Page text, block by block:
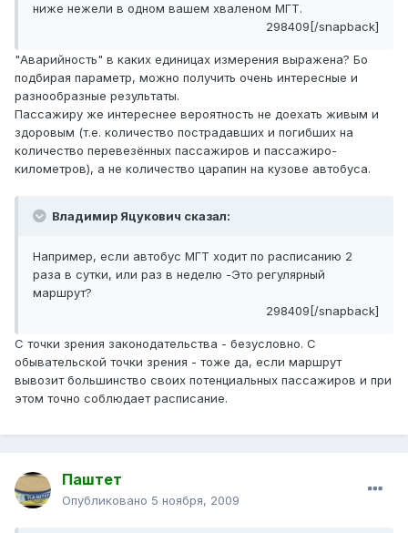
ниже нежели в одном вашем хваленом МГТ.
298409[/snapback]
"Аварийность" в каких единицах измерения выражена? Бо
подбирая параметр, можно получить очень интересные и
разнообразные результаты.
Пассажиру же интереснее вероятность не доехать живым и
здоровым (т.е. количество пострадавших и погибших на
количество перевезённых пассажиров и пассажиро-
километров), а не количество царапин на кузове автобуса.
Владимир Яцукович сказал:
Например, если автобус МГТ ходит по расписанию 2
раза в сутки, или раз в неделю -Это регулярный
маршрут?
298409[/snapback]
С точки зрения законодательства - безусловно. С
обывательской точки зрения - тоже да, если маршрут
вывозит большинство своих потенциальных пассажиров и при
этом точно соблюдает расписание.
Паштет
Опубликовано 5 ноября, 2009